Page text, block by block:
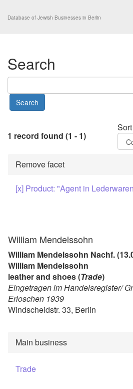
Database of Jewish Businesses in Berlin
Search
1 record found (1 - 1)
Remove facet
[x] Product: "Agent in
William Mendelssohn
William Mendelssohn Nachf.
William Mendelssohn
leather and shoes (Trade)
Eingetragen im Handelsregister/
Erloschen 1939
Windscheidstr. 33, Berlin
Main business
Trade